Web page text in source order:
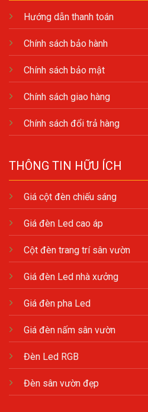
Hướng dẫn thanh toán
Chính sách bảo hành
Chính sách bảo mật
Chính sách giao hàng
Chính sách đổi trả hàng
THÔNG TIN HỮU ÍCH
Giá cột đèn chiếu sáng
Giá đèn Led cao áp
Cột đèn trang trí sân vườn
Giá đèn Led nhà xưởng
Giá đèn pha Led
Giá đèn nấm sân vườn
Đèn Led RGB
Đèn sân vườn đẹp